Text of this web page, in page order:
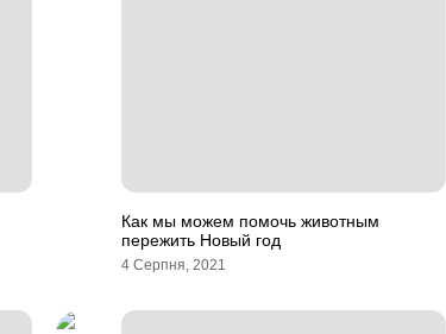
Как мы можем помочь животным
пережить Новый год
4 Серпня, 2021